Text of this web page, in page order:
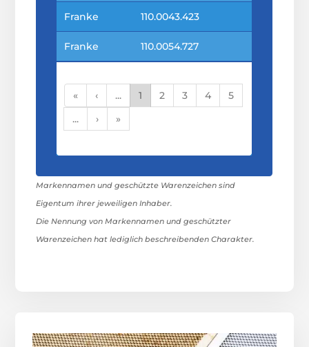
Franke 110.0043.423
Franke 110.0054.727
« ‹ ... 1 2 3 4
5
...
› »
Markennamen und geschützte Warenzeichen sind
Eigentum ihrer jeweiligen Inhaber.
Die Nennung von Markennamen und geschützter
Warenzeichen hat lediglich beschreibenden Charakter.